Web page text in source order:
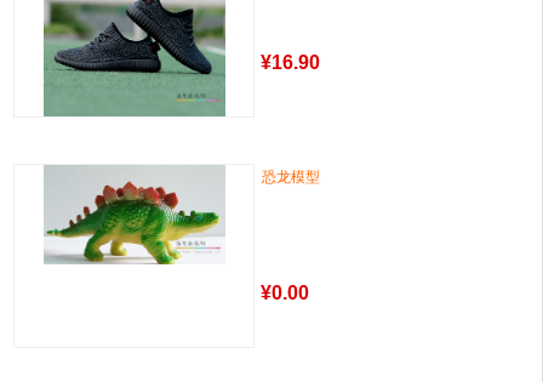
¥16.90
恐龙模型
¥0.00